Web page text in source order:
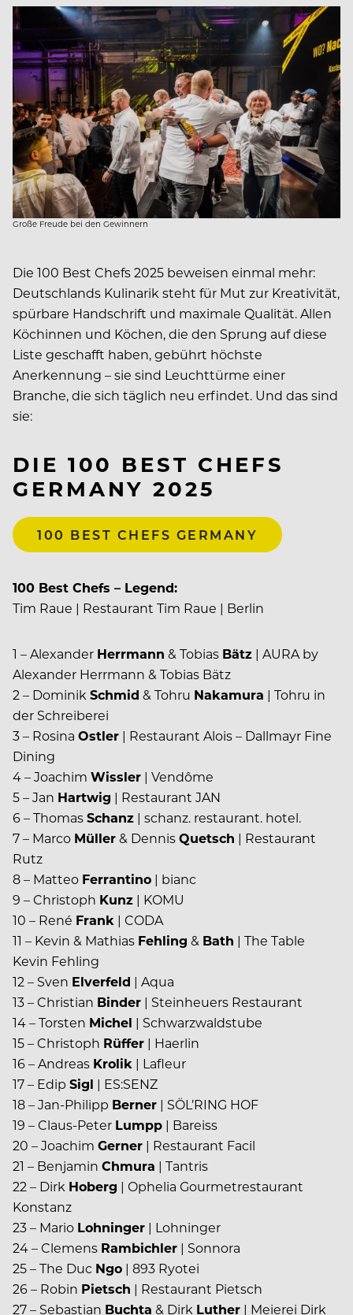
Große Freude bei den Gewinnern
Die 100 Best Chefs 2025 beweisen einmal mehr:
Deutschlands Kulinarik steht für Mut zur Kreativität,
spürbare Handschrift und maximale Qualität. Allen
Köchinnen und Köchen, die den Sprung auf diese
Liste geschafft haben, gebührt höchste
Anerkennung – sie sind Leuchttürme einer
Branche, die sich täglich neu erfindet. Und das sind
sie:
DIE 100 BEST CHEFS
GERMANY 2025
100 BEST CHEFS GERMANY
100 Best Chefs – Legend:
Tim Raue | Restaurant Tim Raue | Berlin
1 – Alexander Herrmann & Tobias Bätz | AURA by
Alexander Herrmann & Tobias Bätz
2 – DominikSchmid & Tohru Nakamura | Tohru in
der Schreiberei
3 – Rosina Ostler | Restaurant Alois – Dallmayr Fine
Dining
4 – Joachim Wissler | Vendôme
5 – Jan Hartwig | Restaurant JAN
6 – ThomasSchanz | schanz. restaurant. hotel.
7 – Marco Müller& DennisQuetsch | Restaurant
Rutz
8 – Matteo Ferrantino | bianc
9 – Christoph Kunz | KOMU
10 – René Frank | CODA
11 – Kevin & Mathias Fehling & Bath | The Table
Kevin Fehling
12 – Sven Elverfeld | Aqua
13 – Christian Binder | Steinheuers Restaurant
14 – Torsten Michel | Schwarzwaldstube
15 – Christoph Rüffer | Haerlin
16 – Andreas Krolik | Lafleur
17 – Edip Sigl | ES:SENZ
18 – Jan-Philipp Berner | SÖL’RING HOF
19 – Claus-Peter Lumpp | Bareiss
20 – Joachim Gerner | Restaurant Facil
21 – Benjamin Chmura | Tantris
22 – Dirk Hoberg | Ophelia Gourmetrestaurant
Konstanz
23 – Mario Lohninger | Lohninger
24 – Clemens Rambichler | Sonnora
25 – The Duc Ngo | 893 Ryotei
26 – Robin Pietsch | Restaurant Pietsch
27 – Sebastian Buchta & Dirk Luther | Meierei Dirk